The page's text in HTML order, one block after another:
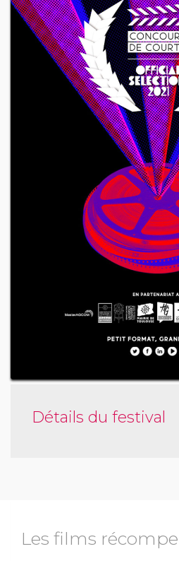
Détails du festival
Les films